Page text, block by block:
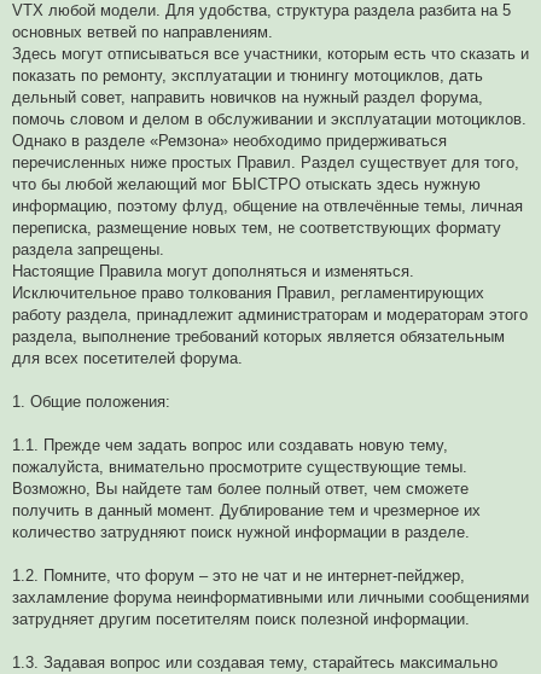
с
о
б
щ
н
и
VTX любой модели. Для удобства, структура раздела разбита на 5
основных ветвей по направлениям.
Здесь могут отписываться все участники, которым есть что сказать и
показать по ремонту, эксплуатации и тюнингу мотоциклов, дать
дельный совет, направить новичков на нужный раздел форума,
помочь словом и делом в обслуживании и эксплуатации мотоциклов.
Однако в разделе «Ремзона» необходимо придерживаться
перечисленных ниже простых Правил. Раздел существует для того,
что бы любой желающий мог БЫСТРО отыскать здесь нужную
информацию, поэтому флуд, общение на отвлечённые темы, личная
переписка, размещение новых тем, не соответствующих формату
раздела запрещены.
Настоящие Правила могут дополняться и изменяться.
Исключительное право толкования Правил, регламентирующих
работу раздела, принадлежит администраторам и модераторам этого
раздела, выполнение требований которых является обязательным
для всех посетителей форума.
1. Общие положения:
1.1. Прежде чем задать вопрос или создавать новую тему,
пожалуйста, внимательно просмотрите существующие темы.
Возможно, Вы найдете там более полный ответ, чем сможете
получить в данный момент. Дублирование тем и чрезмерное их
количество затрудняют поиск нужной информации в разделе.
1.2. Помните, что форум – это не чат и не интернет-пейджер,
захламление форума неинформативными или личными сообщениями
затрудняет другим посетителям поиск полезной информации.
1.3. Задавая вопрос или создавая тему, старайтесь максимально